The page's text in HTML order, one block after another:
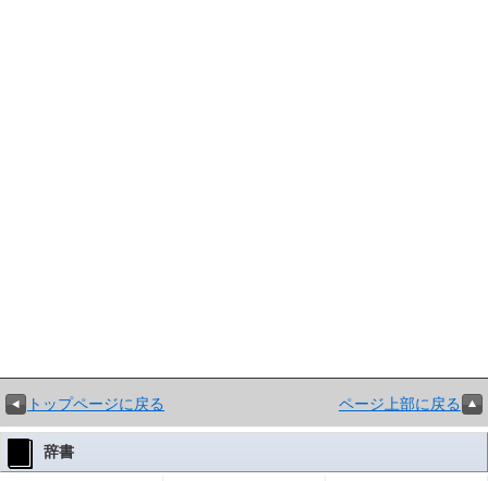
トップページに戻る ページ上部に戻る
辞書